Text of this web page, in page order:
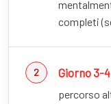
completi
Giorno 3-
percorso